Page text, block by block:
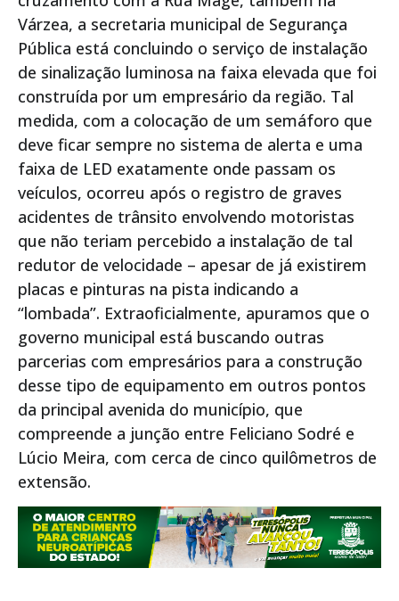
Várzea, a secretaria municipal de Segurança
Pública está concluindo o serviço de instalação
de sinalização luminosa na faixa elevada que foi
construída por um empresário da região. Tal
medida, com a colocação de um semáforo que
deve ficar sempre no sistema de alerta e uma
faixa de LED exatamente onde passam os
veículos, ocorreu após o registro de graves
acidentes de trânsito envolvendo motoristas
que não teriam percebido a instalação de tal
redutor de velocidade – apesar de já existirem
placas e pinturas na pista indicando a
“lombada”. Extraoficialmente, apuramos que o
governo municipal está buscando outras
parcerias com empresários para a construção
desse tipo de equipamento em outros pontos
da principal avenida do município, que
compreende a junção entre Feliciano Sodré e
Lúcio Meira, com cerca de cinco quilômetros de
extensão.